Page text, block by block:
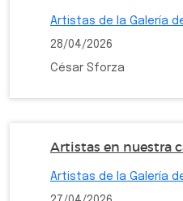
Artistas de la Galería
28/04/2026
César Sforza
Artistas en nuestra
Artistas de la Galería